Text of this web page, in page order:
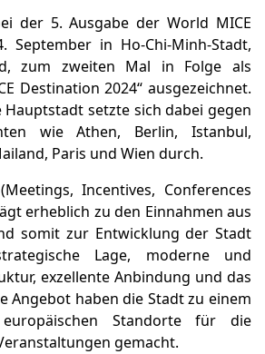
der 5. Ausgabe der World MICE
September in Ho-Chi-Minh-Stadt,
zum zweiten Mal in Folge als
Destination 2024“ ausgezeichnet.
setzte sich dabei gegen
wie Athen, Berlin, Istanbul,
Paris und Wien durch.
Incentives, Conferences
erheblich zu den Einnahmen aus
somit zur Entwicklung der Stadt
Lage, moderne und
exzellente Anbindung und das
Angebot haben die Stadt zu einem
Standorte für die
gemacht.